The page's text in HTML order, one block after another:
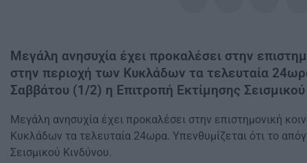
Mεγάλη ανησυχία έχει προκαλέσει στην
στην περιοχή των Κυκλάδων τα τελευταία
Σαββάτου (1/2) η Επιτροπή Εκτίμησης Σεισμικού
Mεγάλη ανησυχία έχει προκαλέσει στην επιστημονική
Κυκλάδων τα τελευταία 24ωρα. Υπενθυμίζεται ότι το
Σεισμικού Κινδύνου.